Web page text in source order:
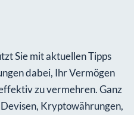
Sie mit aktuellen Tipps
dabei, Ihr Vermögen
zu vermehren. Ganz
Kryptowährungen,